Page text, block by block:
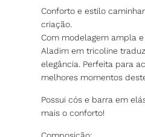
Conforto e estilo
criação.
Com modelagem ampla
Aladim em tricoline
elegância. Perfeita para
melhores momentos
Possui cós e barra em
mais o conforto!